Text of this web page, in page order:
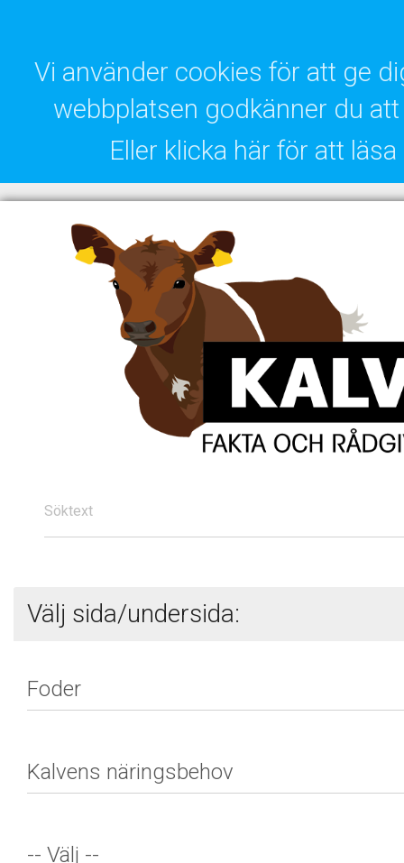
Vi använder cookies för att ge
webbplatsen godkänner du
Eller klicka här för att
Söktext
Välj sida/undersida: